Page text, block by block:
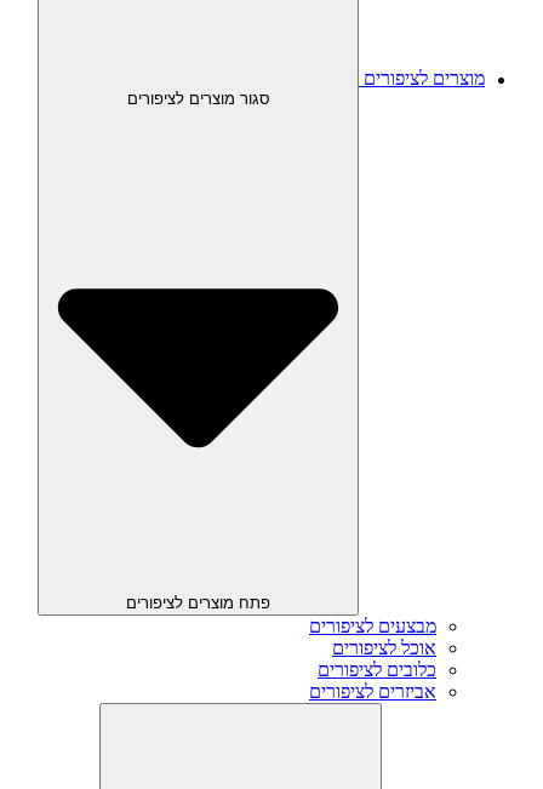
מוצרים לציפורים
סגור מוצרים לציפורים
פתח מוצרים לציפורים
מבצעים לציפורים
אוכל לציפורים
כלובים לציפורים
אביזרים לציפורים